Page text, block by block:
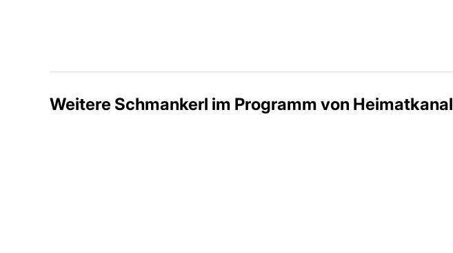
Weitere Schmankerl im Programm von Heimatkanal